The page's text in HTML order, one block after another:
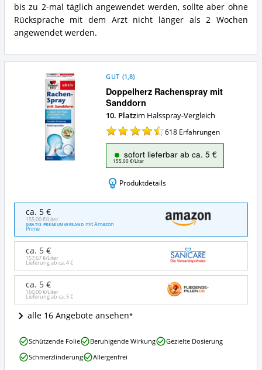
bis zu 2-mal täglich angewendet werden, sollte aber ohne
Rücksprache mit dem Arzt nicht länger als 2 Wochen
angewendet werden.
Doppelherz Rachenspray mit
Sanddorn
GUT (1,8)
10. Platzim Halsspray-Vergleich
618 Erfahrungen
sofort lieferbar ab ca. 5 €
155,00 €/Liter
Produktdetails
Doppelherz
Rachenspray
Sanddorn
Angebote:
ist
dieses
Halsspray
erhältlich?
ca. 5 €
155,00 €/Liter
GRATIS PREMIUMVERSAND mit Amazon
Prime
ca. 5 €
157,67 €/Liter
Lieferung ab ca.4 €
ca. 5 €
160,00 €/Liter
Lieferung ab ca.5 €
alle 16 Angebote ansehen
Doppelherz
Rachenspray
mit
Schützende Folie Beruhigende Wirkung
Gezielte Dosierung
Schmerzlinderung
Allergenfrei